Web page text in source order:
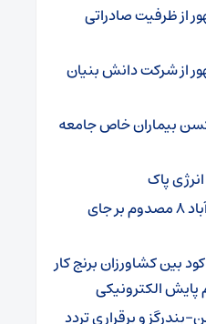
از ظرفیت صادراتی
از شرکت دانش بنیان
بیماران خاص جامعه
پاک
برخورد دو پراید در فاضل‌آباد ۸ مصدوم بر جای
۲ هزارتن کود بین کشاورزان برنج کار
الکترونیکی
و برقراری تردد